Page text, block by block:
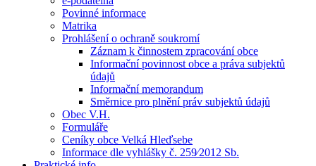
Povinné informace
Matrika
Prohlášení o ochraně soukromí
Záznam k činnostem zpracování obce
Informační povinnost obce a práva subjektů
údajů
Informační memorandum
Směrnice pro plnění práv subjektů údajů
Obec V.H.
Formuláře
Ceníky obce Velká Hleďsebe
Informace dle vyhlášky č. 259⁄2012 Sb.